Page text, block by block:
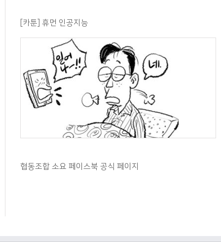
[카툰] 휴먼 인공지능
협동조합 소요 페이스북 공식 페이지